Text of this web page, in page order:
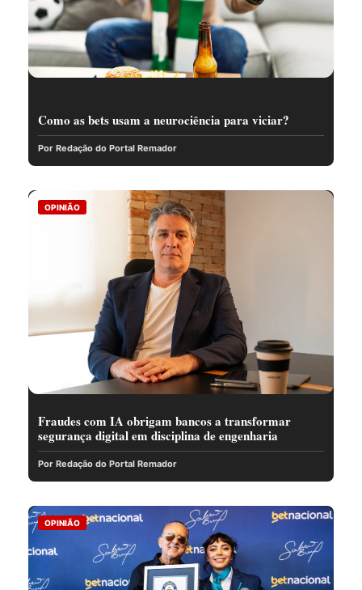
Como as bets usam a neurociência para viciar?
Por Redação do Portal Remador
OPINIÃO
Fraudes com IA obrigam bancos a transformar
segurança digital em disciplina de engenharia
Por Redação do Portal Remador
OPINIÃO